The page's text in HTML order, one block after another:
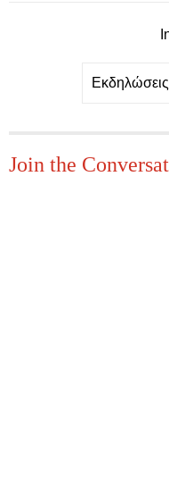
Εκδηλώσεις
Join the